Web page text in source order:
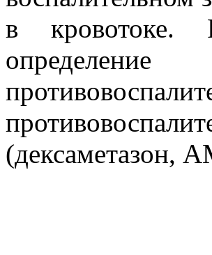
в кровотоке.
(дексаметазон,